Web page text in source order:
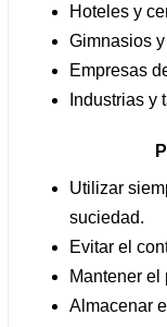
Hoteles y
Gimnasios
Empresas
Industrias y
Utilizar
suciedad.
Evitar el
Mantener el
Almacenar